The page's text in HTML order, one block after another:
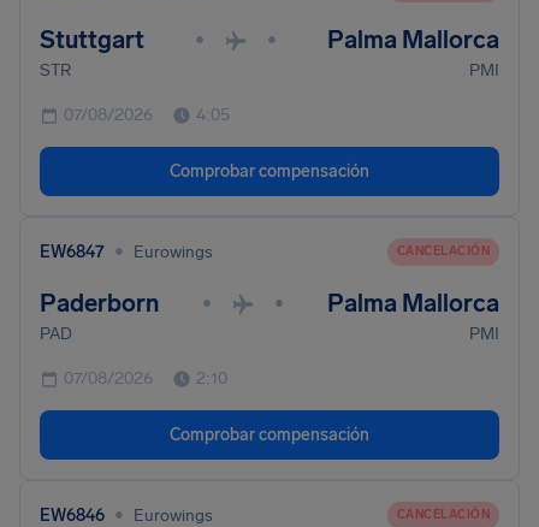
Stuttgart • • Palma Mallorca
STR PMI
07/08/2026 4:05
Comprobar compensación
EW6847 • Eurowings CANCELACIÓN
Paderborn • • Palma Mallorca
PAD PMI
07/08/2026 2:10
Comprobar compensación
EW6846 • Eurowings CANCELACIÓN